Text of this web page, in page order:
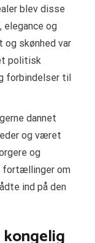
blev disse
og
og skønhed var
politisk
forbindelser til
dannet
og været
og
fortællinger om
ind på den